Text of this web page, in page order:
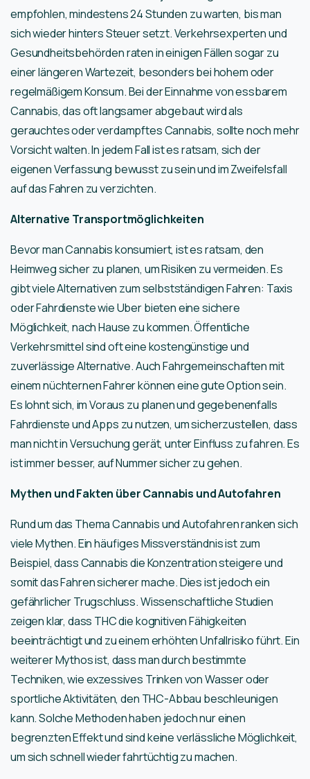
empfohlen, mindestens 24 Stunden zu warten, bis man
sich wieder hinters Steuer setzt. Verkehrsexperten und
Gesundheitsbehörden raten in einigen Fällen sogar zu
einer längeren Wartezeit, besonders bei hohem oder
regelmäßigem Konsum. Bei der Einnahme von essbarem
Cannabis, das oft langsamer abgebaut wird als
gerauchtes oder verdampftes Cannabis, sollte noch mehr
Vorsicht walten. In jedem Fall ist es ratsam, sich der
eigenen Verfassung bewusst zu sein und im Zweifelsfall
auf das Fahren zu verzichten.
Alternative Transportmöglichkeiten
Bevor man Cannabis konsumiert, ist es ratsam, den
Heimweg sicher zu planen, um Risiken zu vermeiden. Es
gibt viele Alternativen zum selbstständigen Fahren: Taxis
oder Fahrdienste wie Uber bieten eine sichere
Möglichkeit, nach Hause zu kommen. Öffentliche
Verkehrsmittel sind oft eine kostengünstige und
zuverlässige Alternative. Auch Fahrgemeinschaften mit
einem nüchternen Fahrer können eine gute Option sein.
Es lohnt sich, im Voraus zu planen und gegebenenfalls
Fahrdienste und Apps zu nutzen, um sicherzustellen, dass
man nicht in Versuchung gerät, unter Einfluss zu fahren. Es
ist immer besser, auf Nummer sicher zu gehen.
Mythen und Fakten über Cannabis und Autofahren
Rund um das Thema Cannabis und Autofahren ranken sich
viele Mythen. Ein häufiges Missverständnis ist zum
Beispiel, dass Cannabis die Konzentration steigere und
somit das Fahren sicherer mache. Dies ist jedoch ein
gefährlicher Trugschluss. Wissenschaftliche Studien
zeigen klar, dass THC die kognitiven Fähigkeiten
beeinträchtigt und zu einem erhöhten Unfallrisiko führt. Ein
weiterer Mythos ist, dass man durch bestimmte
Techniken, wie exzessives Trinken von Wasser oder
sportliche Aktivitäten, den THC-Abbau beschleunigen
kann. Solche Methoden haben jedoch nur einen
begrenzten Effekt und sind keine verlässliche Möglichkeit,
um sich schnell wieder fahrtüchtig zu machen.